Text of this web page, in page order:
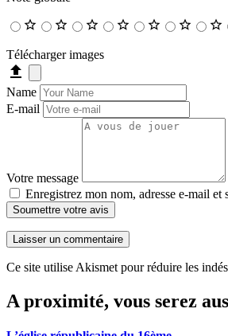
Télécharger images
Name
E-mail
Votre message
Enregistrez mon nom, adresse e-mail
Soumettre votre avis
Ce site utilise Akismet pour réduire les
A proximité, vous serez